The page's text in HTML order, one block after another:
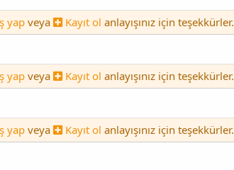
yapveya Kayıt ol anlayışınız için teşekkürler.
yapveya Kayıt ol anlayışınız için teşekkürler.
yapveya Kayıt ol anlayışınız için teşekkürler.